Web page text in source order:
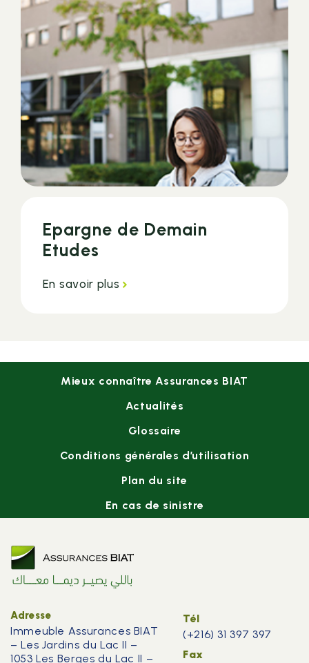
Epargne de Demain
Etudes
En savoir plus
Mieux connaître Assurances BIAT
Actualités
Glossaire
Conditions générales d’utilisation
Plan du site
En cas de sinistre
Adresse
Immeuble Assurances BIAT
– Les Jardins du Lac II –
1053 Les Berges du Lac II –
Tél
(+216) 31 397 397
Fax